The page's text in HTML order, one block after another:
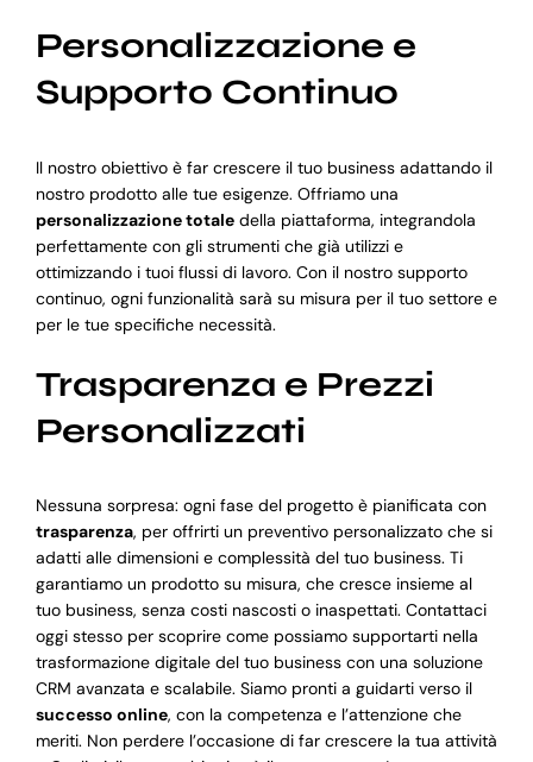
Personalizzazione e
Supporto Continuo
Il nostro obiettivo è far crescere il tuo business adattando il
nostro prodotto alle tue esigenze. Offriamo una
personalizzazione totaledella piattaforma, integrandola
perfettamente con gli strumenti che già utilizzi e
ottimizzando i tuoi flussi di lavoro. Con il nostro supporto
continuo, ogni funzionalità sarà su misura per il tuo settore e
per le tue specifiche necessità.
Trasparenza e Prezzi
Personalizzati
Nessuna sorpresa: ogni fase del progetto è pianificata con
trasparenza, per offrirti un preventivo personalizzato che si
adatti alle dimensioni e complessità del tuo business. Ti
garantiamo un prodotto su misura, che cresce insieme al
tuo business, senza costi nascosti o inaspettati. Contattaci
oggi stesso per scoprire come possiamo supportarti nella
trasformazione digitale del tuo business con una soluzione
CRM avanzata e scalabile. Siamo pronti a guidarti verso il
successo online, con la competenza e l’attenzione che
meriti. Non perdere l’occasione di far crescere la tua attività